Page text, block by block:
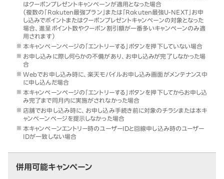
はクーポンプレゼントキャンペーンが適用となった場合
（複数の「Rakuten最強プラン」または「Rakuten最強U-NEXT」お申
し込みでポイントまたはクーポンプレゼントキャンペーンの対象となった
場合、進呈ポイント数やクーポン割引額が一番多いキャンペーンのみ適
用されます）
本キャンペーンページの「エントリーする」ボタンを押下していない場合
お申し込みに際し何らかの不備があり、お申し込みが完了しなかった場
合
Webでお申し込み時に、楽天モバイルお申し込み画面がメンテナンス中
に申し込んだ場合
本キャンペーンページの「エントリーする」ボタンを押下してからお申し込
み完了まで同月内に実施がされなかった場合
店舗でお申し込み時に、お申し込み手続き前に対象のチラシまたは本キ
ャンペーンページを提示しなかった場合
本キャンペーンエントリー時のユーザーIDと回線申し込み時のユーザー
IDが一致しない場合
併用可能キャンペーン